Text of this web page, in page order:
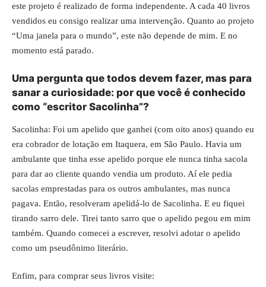
este projeto é realizado de forma independente. A cada 40 livros
vendidos eu consigo realizar uma intervenção. Quanto ao projeto
“Uma janela para o mundo”, este não depende de mim. E no
momento está parado.
Uma pergunta que todos devem fazer, mas para
sanar a curiosidade: por que você é conhecido
como “escritor Sacolinha”?
Sacolinha: Foi um apelido que ganhei (com oito anos) quando eu
era cobrador de lotação em Itaquera, em São Paulo. Havia um
ambulante que tinha esse apelido porque ele nunca tinha sacola
para dar ao cliente quando vendia um produto. Aí ele pedia
sacolas emprestadas para os outros ambulantes, mas nunca
pagava. Então, resolveram apelidá-lo de Sacolinha. E eu fiquei
tirando sarro dele. Tirei tanto sarro que o apelido pegou em mim
também. Quando comecei a escrever, resolvi adotar o apelido
como um pseudônimo literário.
Enfim, para comprar seus livros visite: